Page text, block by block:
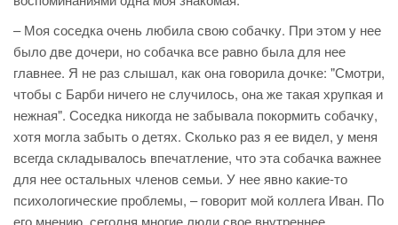
– Моя соседка очень любила свою собачку. При этом у нее
было две дочери, но собачка все равно была для нее
главнее. Я не раз слышал, как она говорила дочке: "Смотри,
чтобы с Барби ничего не случилось, она же такая хрупкая и
нежная". Соседка никогда не забывала покормить собачку,
хотя могла забыть о детях. Сколько раз я ее видел, у меня
всегда складывалось впечатление, что эта собачка важнее
для нее остальных членов семьи. У нее явно какие-то
психологические проблемы, – говорит мой коллега Иван. По
его мнению, сегодня многие люди свое внутреннее